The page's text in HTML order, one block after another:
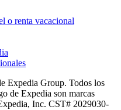
o renta vacacional
Expedia Group. Todos los
de Expedia son marcas
Inc. CST# 2029030-